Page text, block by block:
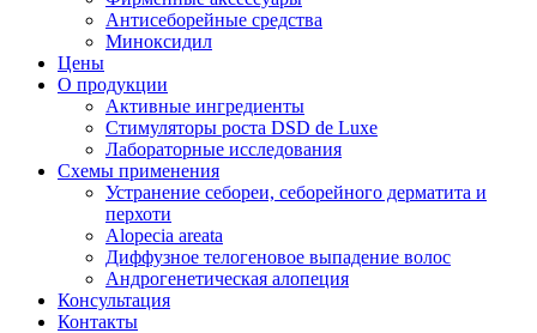
Антисеборейные средства
Миноксидил
Цены
О продукции
Активные ингредиенты
Стимуляторы роста DSD de Luxe
Лабораторные исследования
Схемы применения
Устранение себореи, себорейного дерматита и
перхоти
Alopecia areata
Диффузное телогеновое выпадение волос
Андрогенетическая алопеция
Консультация
Контакты